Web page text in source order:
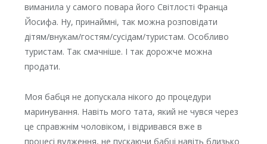
виманила у самого повара його Світлості Франца
Йосифа. Ну, принаймні, так можна розповідати
дітям/внукам/гостям/сусідам/туристам. Особливо
туристам. Так смачніше. І так дорожче можна
продати.
Моя бабця не допускала нікого до процедури
маринування. Навіть мого тата, який не чувся через
це справжнім чоловіком, і відривався вже в
процесі вудження, не пускаючи бабці навіть близько